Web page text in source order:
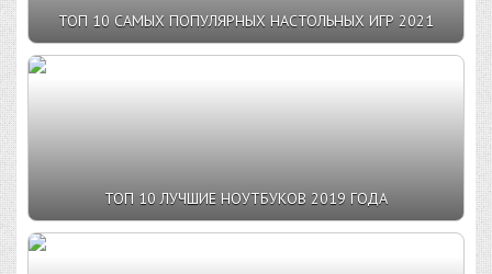
ТОП 10 САМЫХ ПОПУЛЯРНЫХ НАСТОЛЬНЫХ ИГР 2021
ТОП 10 ЛУЧШИЕ НОУТБУКОВ 2019 ГОДА